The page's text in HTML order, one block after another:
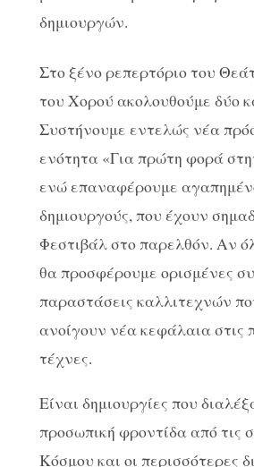
δημιουργών.
Στο ξένο ρεπερτόριο του
του Χορού ακολουθούμε δύο
Συστήνουμε εντελώς νέα
ενότητα «Για πρώτη φορά
ενώ επαναφέρουμε
δημιουργούς, που έχουν
Φεστιβάλ στο παρελθόν. Αν
θα προσφέρουμε ορισμένες
παραστάσεις καλλιτεχνών
ανοίγουν νέα κεφάλαια στις
τέχνες.
Είναι δημιουργίες που
προσωπική φροντίδα από τις
Κόσμου και οι περισσότερες